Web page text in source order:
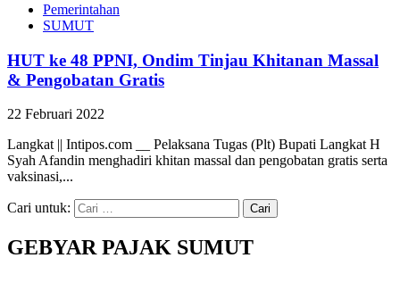
Pemerintahan
SUMUT
HUT ke 48 PPNI, Ondim Tinjau Khitanan Massal
& Pengobatan Gratis
22 Februari 2022
Langkat || Intipos.com __ Pelaksana Tugas (Plt) Bupati Langkat H
Syah Afandin menghadiri khitan massal dan pengobatan gratis serta
vaksinasi,...
Cari untuk:
GEBYAR PAJAK SUMUT